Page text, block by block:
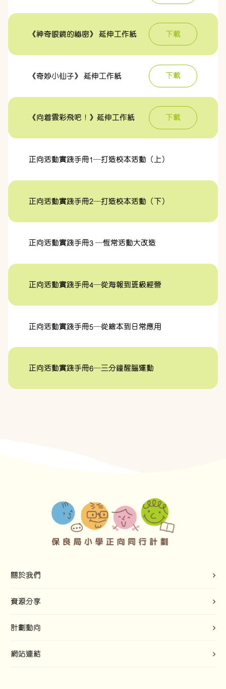
《神奇眼鏡的祕密》 延伸工作紙 下載
《奇妙小仙子》 延伸工作紙 下載
《向着雲彩飛吧！》延伸工作紙 下載
正向活動實踐手冊1—打造校本活動（上）
正向活動實踐手冊2—打造校本活動（下）
正向活動實踐手冊3 —恆常活動大改造
正向活動實踐手冊4—從海報到班級經營
正向活動實踐手冊5—從繪本到日常應用
正向活動實踐手冊6—三分鐘醒腦運動
關於我們
資源分享
計劃動向
網站連結